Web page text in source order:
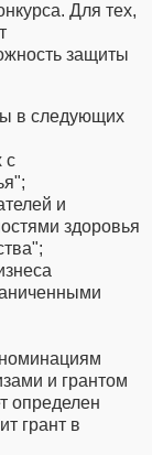
Для тех,
защиты
в следующих
с
и
здоровья
и грантом
определен
грант в